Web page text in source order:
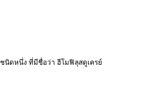
นิดหนึ่ง ที่มีชื่อว่า ฮีโมฟิลุสดูเครย์